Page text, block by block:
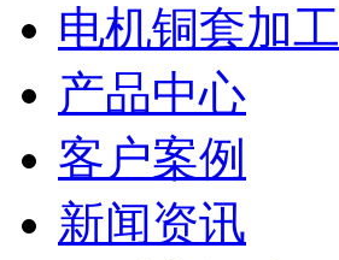
电机铜套加工
产品中心
客户案例
新闻资讯